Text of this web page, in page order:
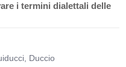
i termini dialettali delle
Duccio